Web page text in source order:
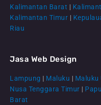
CS
Kalimantan Barat |
Kalimantan Timur |
Riau
Jasa Web Design
Lampung | Maluku | Maluku
Nusa Tenggara Timur |
Barat